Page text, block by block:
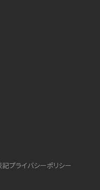
記プライバシーポリシー